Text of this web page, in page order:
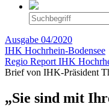
Ausgabe 04/2020
IHK Hochrhein-Bodensee
Regio Report IHK
Brief von IHK-Präsident
„Sie sind mit